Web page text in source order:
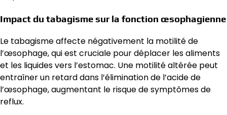
Impact du tabagisme sur la fonction œsophagienne
Le tabagisme affecte négativement la motilité de
l’œsophage, qui est cruciale pour déplacer les aliments
et les liquides vers l’estomac. Une motilité altérée peut
entraîner un retard dans l’élimination de l’acide de
l’œsophage, augmentant le risque de symptômes de
reflux.